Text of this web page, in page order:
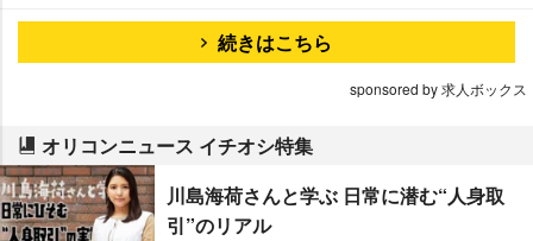
続きはこちら
sponsored by 求人ボックス
オリコンニュース イチオシ特集
川島海荷さんと学ぶ 日常に潜む“人身取
引”のリアル